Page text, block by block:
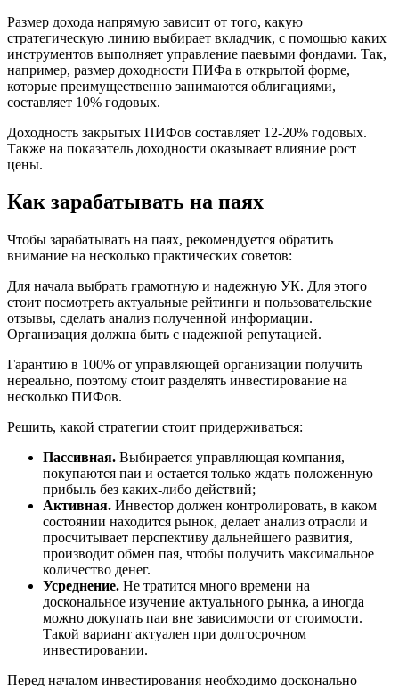
Размер дохода напрямую зависит от того, какую
стратегическую линию выбирает вкладчик, с помощью каких
инструментов выполняет управление паевыми фондами. Так,
например, размер доходности ПИФа в открытой форме,
которые преимущественно занимаются облигациями,
составляет 10% годовых.
Доходность закрытых ПИФов составляет 12-20% годовых.
Также на показатель доходности оказывает влияние рост
цены.
Как зарабатывать на паях
Чтобы зарабатывать на паях, рекомендуется обратить
внимание на несколько практических советов:
Для начала выбрать грамотную и надежную УК. Для этого
стоит посмотреть актуальные рейтинги и пользовательские
отзывы, сделать анализ полученной информации.
Организация должна быть с надежной репутацией.
Гарантию в 100% от управляющей организации получить
нереально, поэтому стоит разделять инвестирование на
несколько ПИФов.
Решить, какой стратегии стоит придерживаться:
Пассивная. Выбирается управляющая компания,
покупаются паи и остается только ждать положенную
прибыль без каких-либо действий;
Активная. Инвестор должен контролировать, в каком
состоянии находится рынок, делает анализ отрасли и
просчитывает перспективу дальнейшего развития,
производит обмен пая, чтобы получить максимальное
количество денег.
Усреднение. Не тратится много времени на
доскональное изучение актуального рынка, а иногда
можно докупать паи вне зависимости от стоимости.
Такой вариант актуален при долгосрочном
инвестировании.
Перед началом инвестирования необходимо досконально